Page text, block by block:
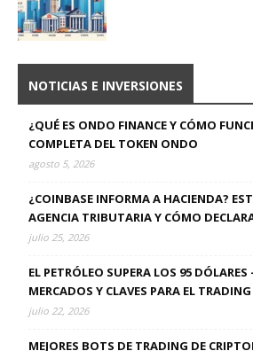
NOTICIAS E INVERSIONES
¿QUÉ ES ONDO FINANCE Y CÓMO
COMPLETA DEL TOKEN ONDO
agosto 5, 2026
¿COINBASE INFORMA A HACIENDA?
AGENCIA TRIBUTARIA Y CÓMO
julio 25, 2026
EL PETRÓLEO SUPERA LOS 95
MERCADOS Y CLAVES PARA EL TRADING
julio 22, 2026
MEJORES BOTS DE TRADING DE